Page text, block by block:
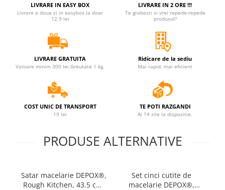
Echipamente petrecere
Masti si costume adulti
Produse si dispozitive ajutatoare
locomotie
CASA SI GRADINA
Cutite & seturi de cutite
Cutite japoneze
Accesori casa & gradina
Articole ambalare
LIVRARE IN EASY BOX
Livrare a doua zi in easybox la doar
12.9 lei
LIVRARE IN 2 ORE !!!
Te grabesti si vrei repede-repede
produsul?
LIVRARE GRATUITA
Valoare minim 300 lei.Greutate 1 kg.
Ridicare de la sediu
Mai rapid, mai eficient
COST UNIC DE TRANSPORT
19 lei
TE POTI RAZGANDI
Ai 14 zile la dispozitie.
PRODUSE ALTERNATIVE
Satar macelarie DEPOX®,
Rough Kitchen, 43.5 cm,
Set cinci cutite de
macelarie DEPOX®,